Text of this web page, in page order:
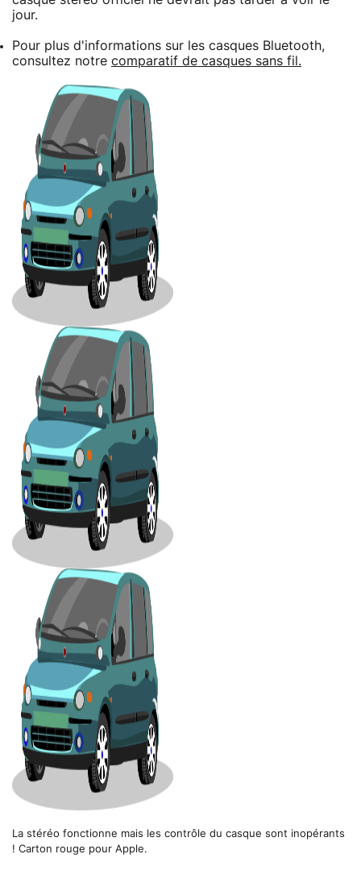
jour.
Pour plus d'informations sur les casques Bluetooth,
consultez notre comparatif de casques sans fil.
La stéréo fonctionne mais les contrôle du casque sont inopérants
! Carton rouge pour Apple.